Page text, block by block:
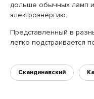
дольше обычных ламп и
электроэнергию.
Представленный в
легко подстраивается
Скандинавский